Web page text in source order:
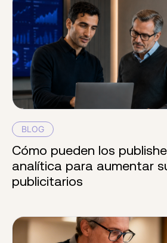
BLOG
Cómo pueden los
analítica para aumentar
publicitarios